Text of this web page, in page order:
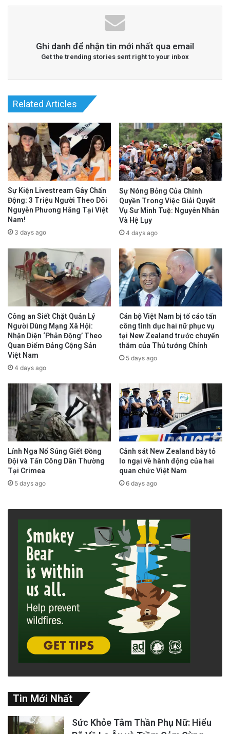
Ghi danh để nhận tin mới nhất qua email
Get the trending stories sent right to your inbox
Related Articles
Sự Kiện Livestream Gây Chấn
Động: 3 Triệu Người Theo Dõi
Nguyễn Phương Hằng Tại Việt
Nam!
3 days ago
Sự Nóng Bỏng Của Chính
Quyền Trong Việc Giải Quyết
Vụ Sư Minh Tuệ: Nguyên Nhân
Và Hệ Lụy
4 days ago
Công an Siết Chặt Quản Lý
Người Dùng Mạng Xã Hội:
Nhận Diện ‘Phản Động’ Theo
Quan Điểm Đảng Cộng Sản
Việt Nam
4 days ago
Cán bộ Việt Nam bị tố cáo tấn
công tình dục hai nữ phục vụ
tại New Zealand trước chuyến
thăm của Thủ tướng Chính
5 days ago
Lính Nga Nổ Súng Giết Đồng
Đội và Tấn Công Dân Thường
Tại Crimea
5 days ago
Cảnh sát New Zealand bày tỏ
lo ngại về hành động của hai
quan chức Việt Nam
6 days ago
Tin Mới Nhất
Sức Khỏe Tâm Thần Phụ Nữ: Hiểu